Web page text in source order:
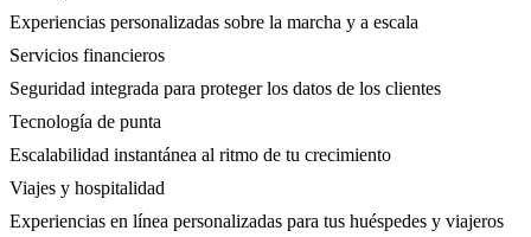
Experiencias personalizadas sobre la marcha y a escala
Servicios financieros
Seguridad integrada para proteger los datos de los clientes
Tecnología de punta
Escalabilidad instantánea al ritmo de tu crecimiento
Viajes y hospitalidad
Experiencias en línea personalizadas para tus huéspedes y viajeros